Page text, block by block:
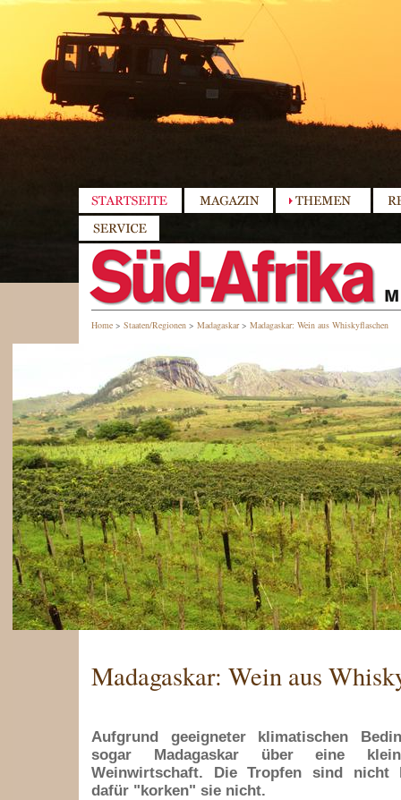
Home > Staaten/Regionen > Madagaskar> Madagaskar: Wein aus Whiskyflaschen
Madagaskar: Wein aus
Aufgrund geeigneter klimatischen
sogar Madagaskar über eine
Weinwirtschaft. Die Tropfen sind nicht
dafür "korken" sie nicht.